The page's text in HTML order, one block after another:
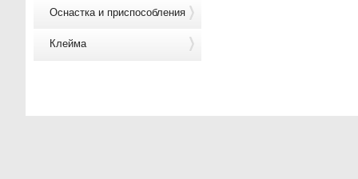
Оснастка и приспособления
Клейма